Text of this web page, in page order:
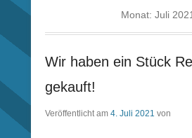
Monat: Juli
Wir haben ein Stück
gekauft!
Veröffentlicht am 4. Juli 2021 von